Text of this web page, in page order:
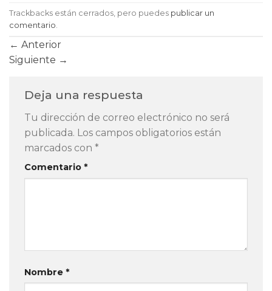
Trackbacks están cerrados, pero puedes publicar un
comentario
← Anterior
Siguiente →
Deja una respuesta
Tu dirección de correo electrónico no será
publicada. Los campos obligatorios están
marcados con *
Comentario *
Nombre *